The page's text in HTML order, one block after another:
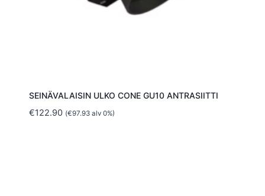
SEINÄVALAISIN ULKO CONE GU10 ANTRASIITTI
€122.90 (€97.93alv 0%)